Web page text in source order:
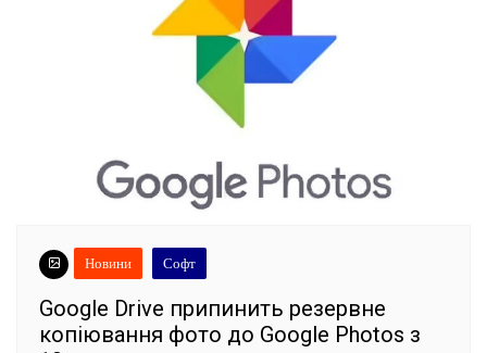
Новини Софт
Google Drive припинить резервне
копіювання фото до Google Photos з